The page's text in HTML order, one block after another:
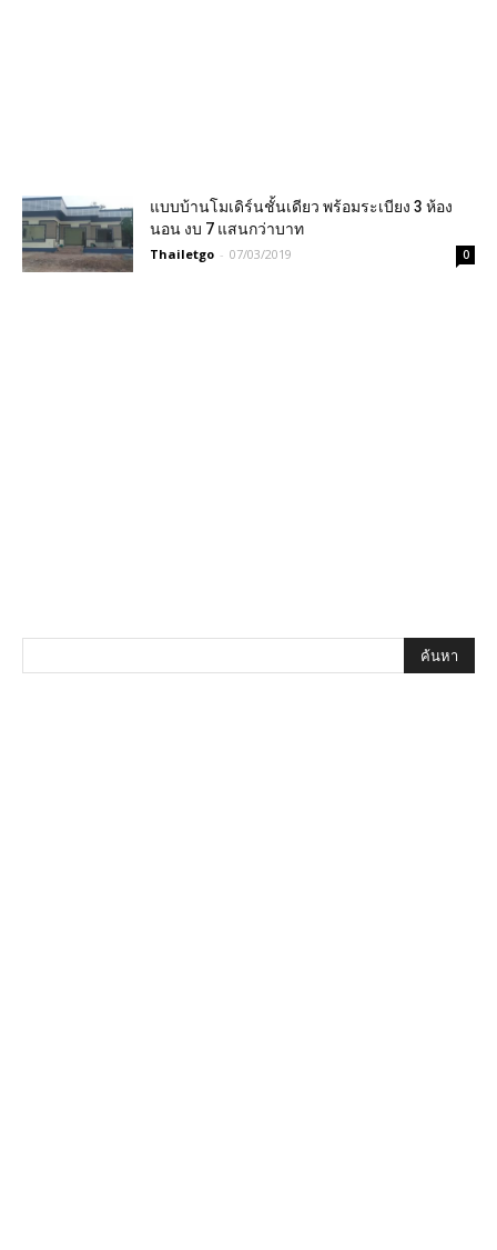
แบบบ้านโมเดิร์นชั้นเดียว พร้อมระเบียง 3 ห้อง
นอน งบ 7 แสนกว่าบาท
Thailetgo - 07/03/2019 0